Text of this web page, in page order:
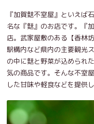
『加賀麩不室屋』といえば
名な『麩』のお店です。『
店。武家屋敷のある【香林
駅構内など県内の主要観光
の中に麩と野菜が込められ
気の商品です。そんな不室
した甘味や軽食などを提供し